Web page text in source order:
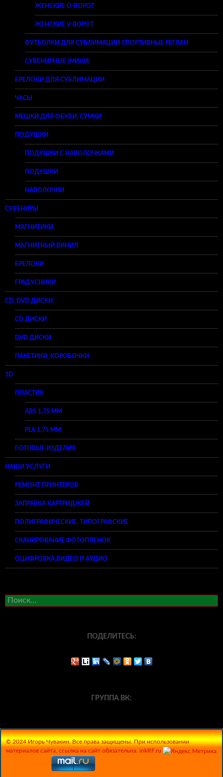
ЖЕНСКИЕ O-ВОРОТ
ЖЕНСКИЕ V-ВОРОТ
ФУТБОЛКИ ДЛЯ СУБЛИМАЦИИ СПОРТИВНЫЕ РЕГЛАН
СУВЕНИРНЫЕ (МИНИ)
БРЕЛОКИ ДЛЯ СУБЛИМАЦИИ
ЧАСЫ
МЕШКИ ДЛЯ ОБУВИ, СУМКИ
ПОДУШКИ
ПОДУШКИ С НАВОЛОЧКАМИ
ПОДУШКИ
НАВОЛОЧКИ
СУВЕНИРЫ
МАГНИТИКИ
МАГНИТНЫЙ ВИНИЛ
БРЕЛОКИ
ГРАДУСНИКИ
CD, DVD ДИСКИ
CD ДИСКИ
DVD ДИСКИ
ПАКЕТИКИ, КОРОБОЧКИ
3D
ПЛАСТИК
ABS 1,75 ММ
PLA 1,75 ММ
ГОТОВЫЕ ИЗДЕЛИЯ
НАШИ УСЛУГИ
РЕМОНТ ПРИНТЕРОВ
ЗАПРАВКА КАРТРИДЖЕЙ
ПОЛИГРАФИЧЕСКИЕ, ТИПОГРАФСКИЕ
СКАНИРОВАНИЕ ФОТОПЛЕНОК
ОЦИФРОВКА ВИДЕО И АУДИО
Найти:
ПОДЕЛИТЕСЬ:
ГРУППА ВК:
© 2024 Игорь Чувакин. Все права защищены. При использовании
материалов сайта, ссылка на сайт обязательна. inkRF.ru